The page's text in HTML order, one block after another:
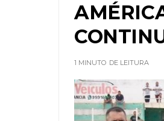
1 MINUTO DE LEITURA